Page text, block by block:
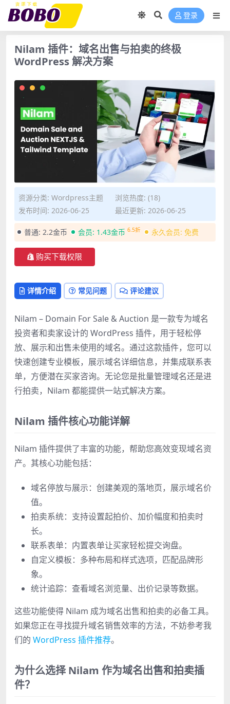
登录
Nilam 插件：域名出售与拍卖的终极
WordPress 解决方案
资源分类: Wordpress主题
浏览热度: (18)
发布时间: 2026-06-25
最近更新: 2026-06-25
普通: 2.2金币 会员: 1.43金币 6.5折 永久会员: 免费
购买下载权限
详情介绍 常见问题 评论建议
Nilam – Domain For Sale & Auction 是一款专为域名
投资者和卖家设计的 WordPress 插件，用于轻松停
放、展示和出售未使用的域名。通过这款插件，您可以
快速创建专业模板，展示域名详细信息，并集成联系表
单，方便潜在买家咨询。无论您是批量管理域名还是进
行拍卖，Nilam 都能提供一站式解决方案。
Nilam 插件核心功能详解
Nilam 插件提供了丰富的功能，帮助您高效变现域名资
产。其核心功能包括：
域名停放与展示：创建美观的落地页，展示域名价
值。
拍卖系统：支持设置起拍价、加价幅度和拍卖时
长。
联系表单：内置表单让买家轻松提交询盘。
自定义模板：多种布局和样式选项，匹配品牌形
象。
统计追踪：查看域名浏览量、出价记录等数据。
这些功能使得 Nilam 成为域名出售和拍卖的必备工具。
如果您正在寻找提升域名销售效率的方法，不妨参考我
们的 WordPress 插件推荐。
为什么选择 Nilam 作为域名出售和拍卖插
件？